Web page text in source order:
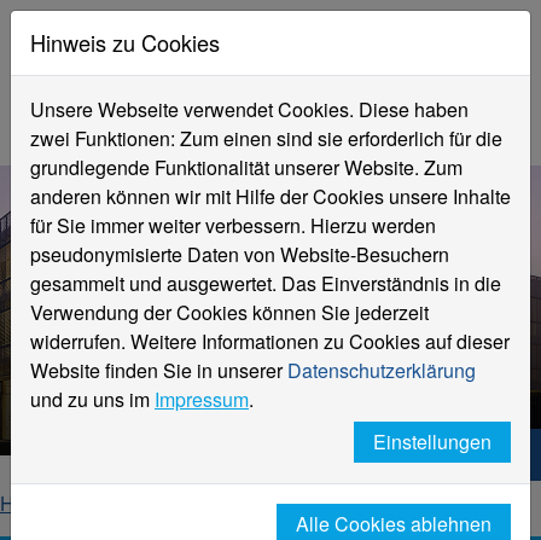
Cliffnotes #12
vom 18. März 2025
Hochschule Niederrhein. Dein Weg.
Home
Cliffnotes 2025 | KW 12
Hinweis zu Cookies
Unsere Webseite verwendet Cookies. Diese haben
zwei Funktionen: Zum einen sind sie erforderlich für die
grundlegende Funktionalität unserer Website. Zum
anderen können wir mit Hilfe der Cookies unsere Inhalte
für Sie immer weiter verbessern. Hierzu werden
pseudonymisierte Daten von Website-Besuchern
gesammelt und ausgewertet. Das Einverständnis in die
Verwendung der Cookies können Sie jederzeit
widerrufen. Weitere Informationen zu Cookies auf dieser
Website finden Sie in unsererDatenschutzerklärung
und zu uns im Impressum.
Einstellungen
Alle Cookies ablehnen